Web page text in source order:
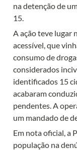
na detenção de
15.
A ação teve lugar
acessível, que
consumo de
considerados
identificados 15
acabaram
pendentes. A
um mandado de
Em nota oficial, a
população na